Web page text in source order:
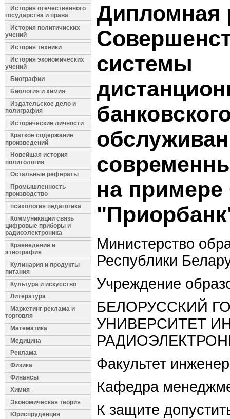
История отечественного
государства и права
История политичиских
учений
История техники
История экономических
учений
Биографии
Биология и химия
Издательское дело и
полиграфия
Исторические личности
Краткое содержание
произведений
Новейшая история
политология
Остальные рефераты
Промышленность
производство
психология педагогика
Коммуникации связь
цифровые приборы и
радиоэлектроника
Краеведение и
этнография
Кулинария и продукты
питания
Культура и искусство
Литература
Маркетинг реклама и
торговля
Математика
Медицина
Реклама
Физика
Финансы
Химия
Экономическая теория
Юриспруденция
Дипломная
системы
на
Министерство
Республики
Учреждение
БЕЛОРУССКИЙ
УНИВЕРСИТЕТ
Факультет
Кафедра
К защите